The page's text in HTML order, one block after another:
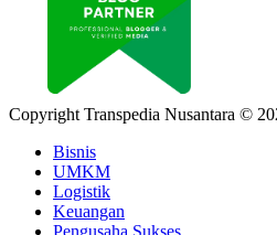
Copyright Transpedia Nusantara ©
Bisnis
UMKM
Logistik
Keuangan